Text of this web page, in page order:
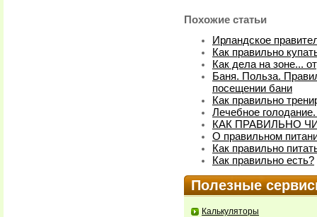
Похожие статьи
Ирландское
Как правильно
Как дела на зоне...
Баня. Польза.
посещении бани
Как правильно
Лечебное
КАК ПРАВИЛЬНО
О правильном
Как правильно
Как правильно есть?
Полезные
Калькуляторы